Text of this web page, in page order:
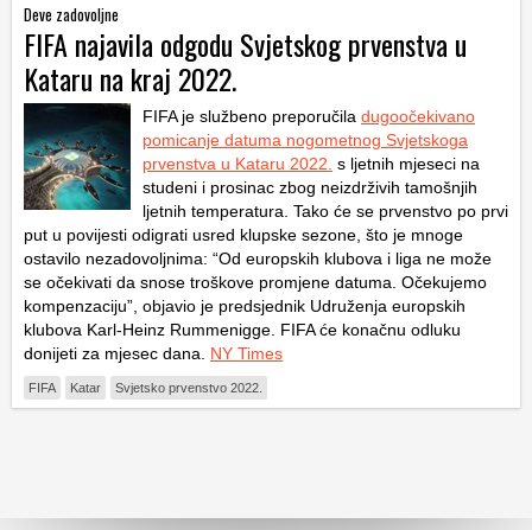
Deve zadovoljne
FIFA najavila odgodu Svjetskog prvenstva u
Kataru na kraj 2022.
FIFA je službeno preporučila dugoočekivano
pomicanje datuma nogometnog Svjetskoga
prvenstva u Kataru 2022. s ljetnih mjeseci na
studeni i prosinac zbog neizdrživih tamošnjih
ljetnih temperatura. Tako će se prvenstvo po prvi
put u povijesti odigrati usred klupske sezone, što je mnoge
ostavilo nezadovoljnima: “Od europskih klubova i liga ne može
se očekivati da snose troškove promjene datuma. Očekujemo
kompenzaciju”, objavio je predsjednik Udruženja europskih
klubova Karl-Heinz Rummenigge. FIFA će konačnu odluku
donijeti za mjesec dana. NY Times
FIFA Katar Svjetsko prvenstvo 2022.